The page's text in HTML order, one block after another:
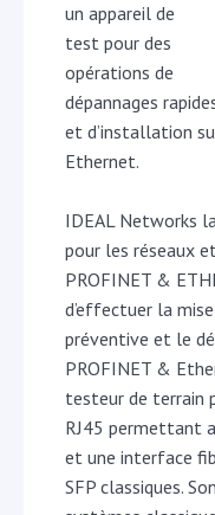
un appareil de
test pour des
opérations de
dépannages
et d’installation
Ethernet.
IDEAL Networks
pour les réseaux
PROFINET &
d’effectuer la
préventive et le
PROFINET &
testeur de terrain
RJ45 permettant
et une interface
SFP classiques.